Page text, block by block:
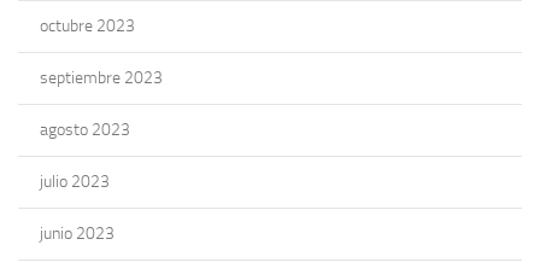
octubre 2023
septiembre 2023
agosto 2023
julio 2023
junio 2023